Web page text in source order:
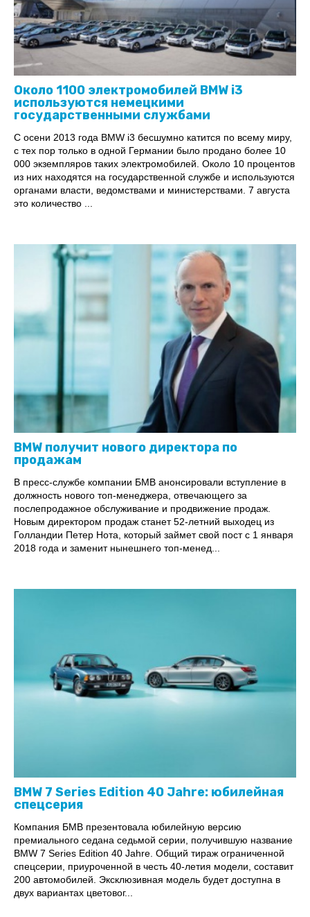
Около 1100 электромобилей BMW i3
используются немецкими
государственными службами
С осени 2013 года BMW i3 бесшумно катится по всему миру,
с тех пор только в одной Германии было продано более 10
000 экземпляров таких электромобилей. Около 10 процентов
из них находятся на государственной службе и используются
органами власти, ведомствами и министерствами. 7 августа
это количество ...
BMW получит нового директора по
продажам
В пресс-службе компании БМВ анонсировали вступление в
должность нового топ-менеджера, отвечающего за
послепродажное обслуживание и продвижение продаж.
Новым директором продаж станет 52-летний выходец из
Голландии Петер Нота, который займет свой пост с 1 января
2018 года и заменит нынешнего топ-менед...
BMW 7 Series Edition 40 Jahre: юбилейная
спецсерия
Компания БМВ презентовала юбилейную версию
премиального седана седьмой серии, получившую название
BMW 7 Series Edition 40 Jahre. Общий тираж ограниченной
спецсерии, приуроченной в честь 40-летия модели, составит
200 автомобилей. Эксклюзивная модель будет доступна в
двух вариантах цветовог...